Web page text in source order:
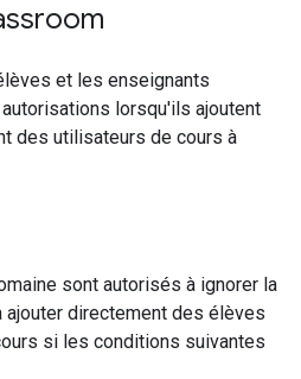
et les enseignants
lorsqu'ils ajoutent
des utilisateurs de cours à
sont autorisés à ignorer la
directement des élèves
si les conditions suivantes